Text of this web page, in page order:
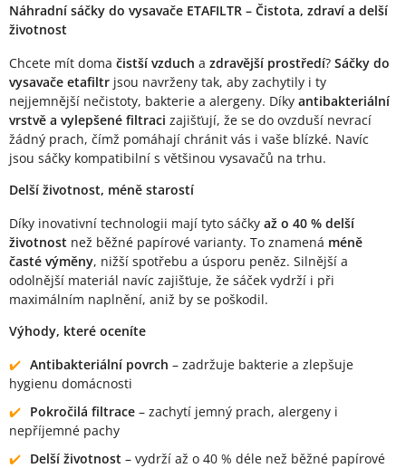
Popis produktu
Náhradní sáčky do vysavače ETAFILTR – Čistota, zdraví a delší
životnost
Chcete mít doma čistší vzduch a zdravější prostředí? Sáčky do
vysavače etafiltr jsou navrženy tak, aby zachytily i ty
nejjemnější nečistoty, bakterie a alergeny. Díky antibakteriální
vrstvě a vylepšené filtraci zajišťují, že se do ovzduší nevrací
žádný prach, čímž pomáhají chránit vás i vaše blízké. Navíc
jsou sáčky kompatibilní s většinou vysavačů na trhu.
Delší životnost, méně starostí
Díky inovativní technologii mají tyto sáčky až o 40 % delší
životnost než běžné papírové varianty. To znamená méně
časté výměny, nižší spotřebu a úsporu peněz. Silnější a
odolnější materiál navíc zajišťuje, že sáček vydrží i při
maximálním naplnění, aniž by se poškodil.
Výhody, které oceníte
Antibakteriální povrch – zadržuje bakterie a zlepšuje
hygienu domácnosti
Pokročilá filtrace – zachytí jemný prach, alergeny i
nepříjemné pachy
Delší životnost – vydrží až o 40 % déle než běžné papírové